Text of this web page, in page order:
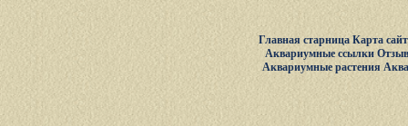
Главная старница Карта
Аквариумные ссылки
Аквариумные растения